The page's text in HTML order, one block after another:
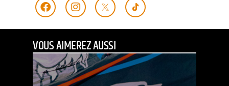
VOUS AIMEREZ AUSSI